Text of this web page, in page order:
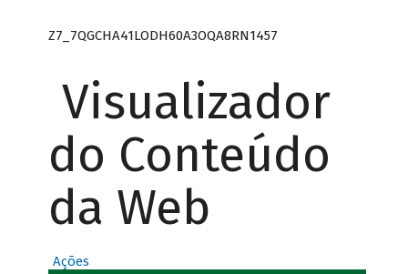
Z7_7QGCHA41LODH60A3OQA8RN1457
Visualizador
do Conteúdo
da Web
Ações